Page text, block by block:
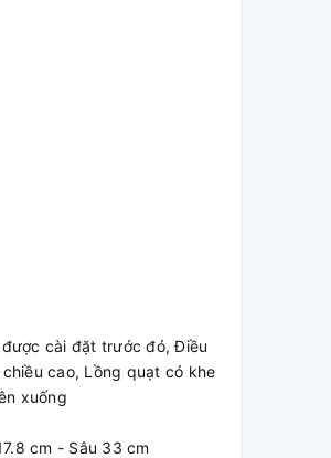
cài đặt trước đó, Điều
cao, Lồng quạt có khe
xuống
cm - Sâu 33 cm